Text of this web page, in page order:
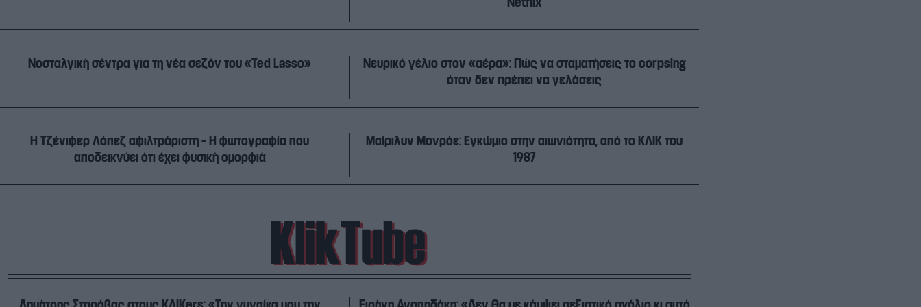
Νοσταλγική σέντρα για τη νέα σεζόν του «Ted Lasso»
Νευρικό γέλιο στον «αέρα»: Πώς να σταματήσεις το corpsing
όταν δεν πρέπει να γελάσεις
Η Τζένιφερ Λόπεζ αφιλτράριστη – Η φωτογραφία που
αποδεικνύει ότι έχει φυσική ομορφιά
Μαίριλυν Μονρόε: Εγκώμιο στην αιωνιότητα, από το ΚΛΙΚ του
1987